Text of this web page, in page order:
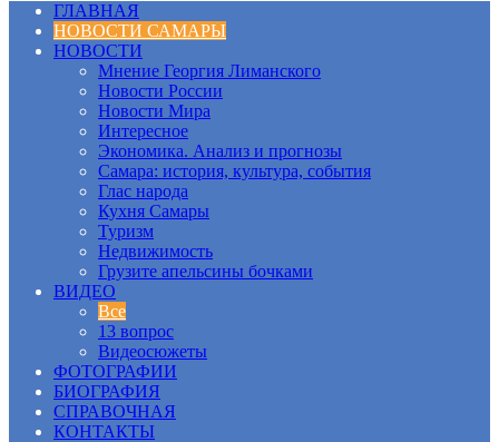
ГЛАВНАЯ
НОВОСТИ САМАРЫ
НОВОСТИ
Мнение Георгия Лиманского
Новости России
Новости Мира
Интересное
Экономика. Анализ и прогнозы
Самара: история, культура, события
Глас народа
Кухня Самары
Туризм
Недвижимость
Грузите апельсины бочками
ВИДЕО
Все
13 вопрос
Видеосюжеты
ФОТОГРАФИИ
БИОГРАФИЯ
СПРАВОЧНАЯ
КОНТАКТЫ